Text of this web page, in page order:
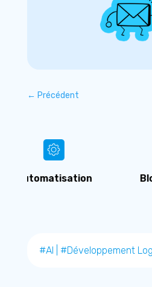
← Précédent
Blockchain
#AI #Développement